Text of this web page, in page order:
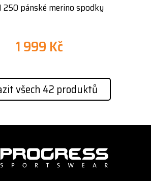
250 pánské merino spodky
1 999 Kč
všech 42 produktů